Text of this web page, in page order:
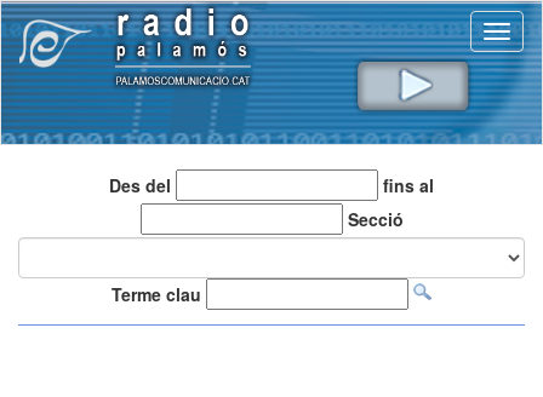
Des del
fins al
Secció
Terme clau